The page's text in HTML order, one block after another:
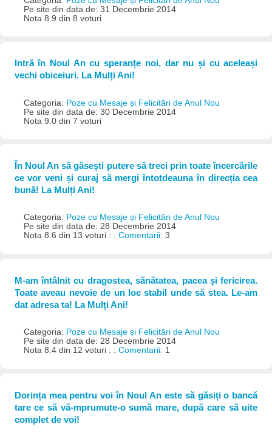
Pe site din data de: 31 Decembrie 2014
Nota 8.9 din 8 voturi
Intră în Noul An cu speranțe noi, dar nu și cu aceleași
vechi obiceiuri. La Mulți Ani!
Categoria: Poze cu Mesaje și Felicitări de Anul Nou
Pe site din data de: 30 Decembrie 2014
Nota 9.0 din 7 voturi
În Noul An să găsești putere să treci prin toate încercările
ce vor veni și curaj să mergi întotdeauna în direcția cea
bună! La Mulți Ani!
Categoria: Poze cu Mesaje și Felicitări de Anul Nou
Pe site din data de: 28 Decembrie 2014
Nota 8.6 din 13 voturi : : Comentarii: 3
M-am întâlnit cu dragostea, sănătatea, pacea și fericirea.
Toate aveau nevoie de un loc stabil unde să stea. Le-am
dat adresa ta! La Mulți Ani!
Categoria: Poze cu Mesaje și Felicitări de Anul Nou
Pe site din data de: 28 Decembrie 2014
Nota 8.4 din 12 voturi : : Comentarii: 1
Dorința mea pentru voi în Noul An este să găsiți o bancă
tare ce să vă-mprumute-o sumă mare, după care să uite
complet de voi!